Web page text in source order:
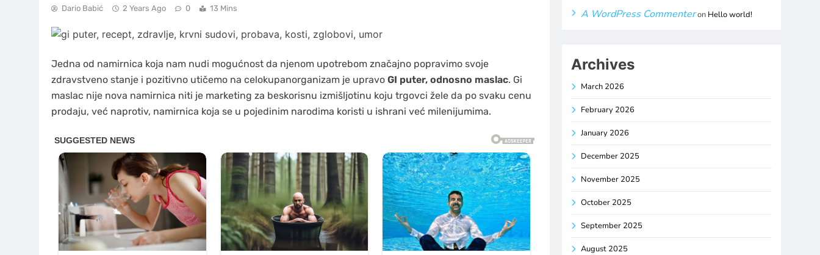
Dario Babić 2 Years Ago 0 13 Mins
Jedna od namirnica koja nam nudi mogućnost da njenom upotrebom značajno popravimo svoje
zdravstveno stanje i pozitivno utičemo na celokupanorganizam je upravo GI puter, odnosno maslac. Gi
maslac nije nova namirnica niti je marketing za beskorisnu izmišljotinu koju trgovci žele da po svaku cenu
prodaju, već naprotiv, namirnica koja se u pojedinim narodima koristi u ishrani već milenijumima.
A WordPress Commenteron Hello world!
Archives
March 2026
February 2026
January 2026
December 2025
November 2025
October 2025
September 2025
August 2025